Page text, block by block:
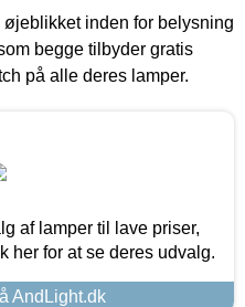
inden for belysning
begge tilbyder gratis
på alle deres lamper.
af lamper til lave priser,
her for at se deres udvalg.
AndLight.dk